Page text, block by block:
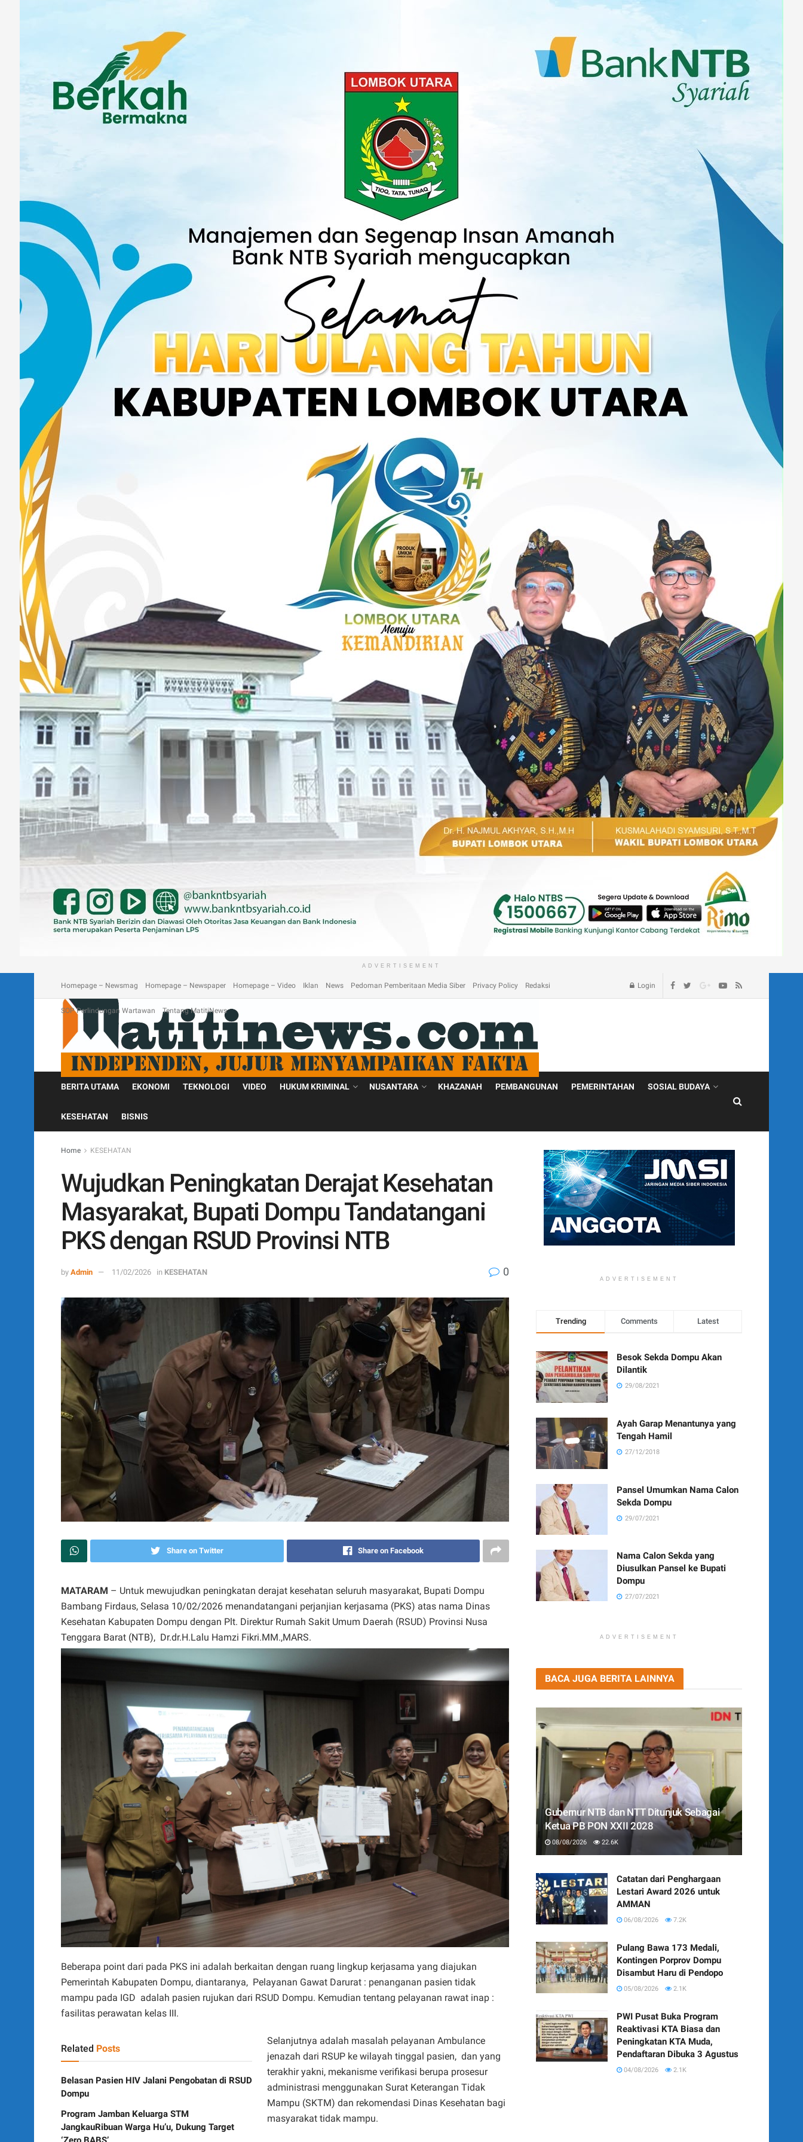
ADVERTISEMENT
Homepage – Newsmag Homepage – Newspaper Homepage – Video Iklan News Pedoman Pemberitaan Media Siber Privacy Policy Redaksi
SOP Perlindungan Wartawan Tentang MatitiNews
Login
BERITA UTAMA EKONOMI TEKNOLOGI VIDEO HUKUM KRIMINAL NUSANTARA KHAZANAH PEMBANGUNAN PEMERINTAHAN SOSIAL BUDAYA
KESEHATAN BISNIS
Home KESEHATAN
Wujudkan Peningkatan Derajat Kesehatan
Masyarakat, Bupati Dompu Tandatangani
PKS dengan RSUD Provinsi NTB
by Admin 11/02/2026 in KESEHATAN 0
Share on Twitter Share on Facebook
MATARAM – Untuk mewujudkan peningkatan derajat kesehatan seluruh masyarakat, Bupati Dompu
Bambang Firdaus, Selasa 10/02/2026 menandatangani perjanjian kerjasama (PKS) atas nama Dinas
Kesehatan Kabupaten Dompu dengan Plt. Direktur Rumah Sakit Umum Daerah (RSUD) Provinsi Nusa
Tenggara Barat (NTB), Dr.dr.H.Lalu Hamzi Fikri.MM.,MARS.
Beberapa point dari pada PKS ini adalah berkaitan dengan ruang lingkup kerjasama yang diajukan
Pemerintah Kabupaten Dompu, diantaranya, Pelayanan Gawat Darurat : penanganan pasien tidak
mampu pada IGD adalah pasien rujukan dari RSUD Dompu. Kemudian tentang pelayanan rawat inap :
fasilitas perawatan kelas III.
Related Posts
Belasan Pasien HIV Jalani Pengobatan di RSUD
Dompu
Program Jamban Keluarga STM
JangkauRibuan Warga Hu’u, Dukung Target
Selanjutnya adalah masalah pelayanan Ambulance
jenazah dari RSUP ke wilayah tinggal pasien, dan yang
terakhir yakni, mekanisme verifikasi berupa prosesur
administrasi menggunakan Surat Keterangan Tidak
Mampu (SKTM) dan rekomendasi Dinas Kesehatan bagi
masyarakat tidak mampu.
ADVERTISEMENT
Trending Comments Latest
Besok Sekda Dompu Akan
Dilantik
29/08/2021
Ayah Garap Menantunya yang
Tengah Hamil
27/12/2018
Pansel Umumkan Nama Calon
Sekda Dompu
29/07/2021
Nama Calon Sekda yang
Diusulkan Pansel ke Bupati
Dompu
27/07/2021
ADVERTISEMENT
BACA JUGA BERITA LAINNYA
Gubernur NTB dan NTT Ditunjuk Sebagai
Ketua PB PON XXII 2028
08/08/2026 22.6K
Catatan dari Penghargaan
Lestari Award 2026 untuk
AMMAN
06/08/2026 7.2K
Pulang Bawa 173 Medali,
Kontingen Porprov Dompu
Disambut Haru di Pendopo
05/08/2026 2.1K
PWI Pusat Buka Program
Reaktivasi KTA Biasa dan
Peningkatan KTA Muda,
Pendaftaran Dibuka 3 Agustus
04/08/2026 2.1K